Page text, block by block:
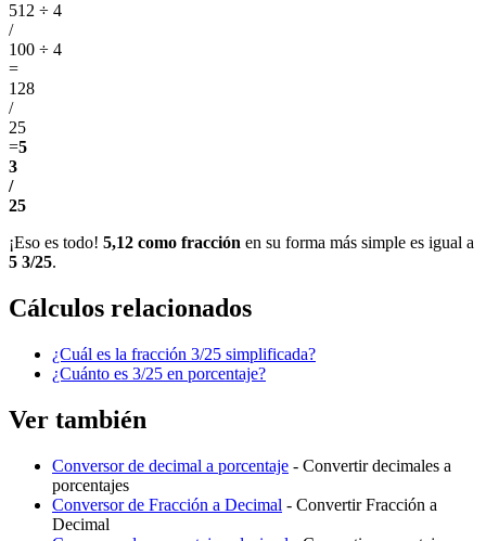
512 ÷ 4
/
100 ÷ 4
=
128
/
25
=5
3
/
25
¡Eso es todo! 5,12 como fracción en su forma más simple es igual a
5 3/25.
Cálculos relacionados
¿Cuál es la fracción 3/25 simplificada?
¿Cuánto es 3/25 en porcentaje?
Ver también
Conversor de decimal a porcentaje - Convertir decimales a
porcentajes
Conversor de Fracción a Decimal - Convertir Fracción a
Decimal